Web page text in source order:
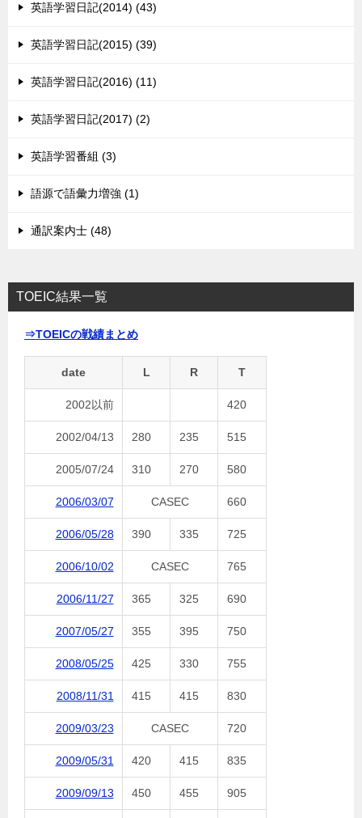
英語学習日記(2014) (43)
英語学習日記(2015) (39)
英語学習日記(2016) (11)
英語学習日記(2017) (2)
英語学習番組 (3)
語源で語彙力増強 (1)
通訳案内士 (48)
TOEIC結果一覧
⇒TOEICの戦績まとめ
date L R T
2002以前 420
2002/04/13 280 235 515
2005/07/24 310 270 580
2006/03/07 CASEC 660
2006/05/28 390 335 725
2006/10/02 CASEC 765
2006/11/27 365 325 690
2007/05/27 355 395 750
2008/05/25 425 330 755
2008/11/31 415 415 830
2009/03/23 CASEC 720
2009/05/31 420 415 835
2009/09/13 450 455 905